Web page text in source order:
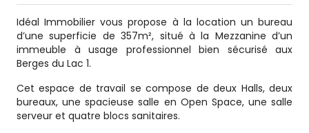
Idéal Immobilier vous propose à la location un bureau
d’une superficie de 357m², situé à la Mezzanine d’un
immeuble à usage professionnel bien sécurisé aux
Berges du Lac 1.
Cet espace de travail se compose de deux Halls, deux
bureaux, une spacieuse salle en Open Space, une salle
serveur et quatre blocs sanitaires.